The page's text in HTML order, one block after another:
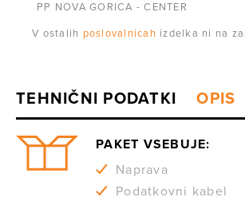
PP NOVA GORICA - CENTER
V ostalih poslovalnicah izdelka ni na
PAKET VSEBUJE:
Naprava
Podatkovni kabel